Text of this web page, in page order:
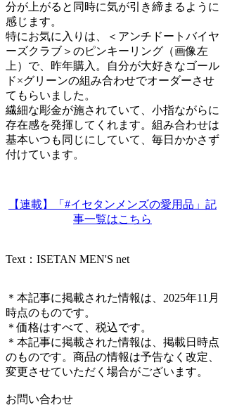
分が上がると同時に気が引き締まるように
感じます。
特にお気に入りは、＜アンチドートバイヤ
ーズクラブ＞のピンキーリング（画像左
上）で、昨年購入。自分が大好きなゴール
ド×グリーンの組み合わせでオーダーさせ
てもらいました。
繊細な彫金が施されていて、小指ながらに
存在感を発揮してくれます。組み合わせは
基本いつも同じにしていて、毎日かかさず
付けています。
【連載】「#イセタンメンズの愛用品」記
事一覧はこちら
Text：ISETAN MEN'S net
＊本記事に掲載された情報は、2025年11月
時点のものです。
＊価格はすべて、税込です。
＊本記事に掲載された情報は、掲載日時点
のものです。商品の情報は予告なく改定、
変更させていただく場合がございます。
お問い合わせ